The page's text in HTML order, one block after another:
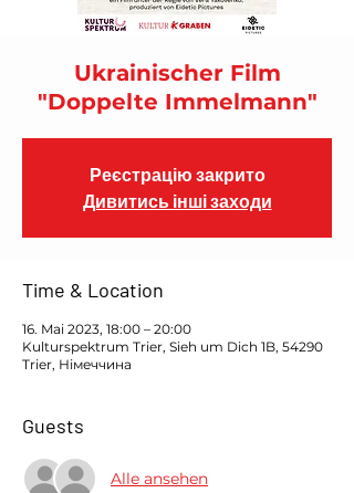
Ukrainischer Film
"Doppelte Immelmann"
Реєстрацію закрито
Дивитись інші заходи
Time & Location
16. Mai 2023, 18:00 – 20:00
Kulturspektrum Trier, Sieh um Dich 1B, 54290
Trier, Німеччина
Guests
Alle ansehen